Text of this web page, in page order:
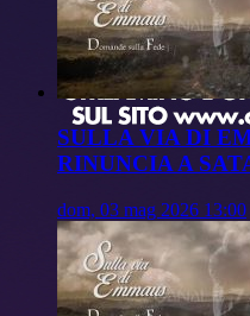
SULLA VIA DI
RINUNCIA A
dom, 03 mag 2026 13:00